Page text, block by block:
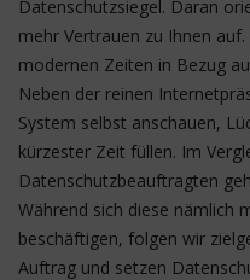
Datenschutzsiegel. Daran
mehr Vertrauen zu Ihnen
modernen Zeiten in Bezug
Neben der reinen
System selbst anschauen,
kürzester Zeit füllen. Im
Datenschutzbeauftragten
Während sich diese nämlich
beschäftigen, folgen wir
Auftrag und setzen